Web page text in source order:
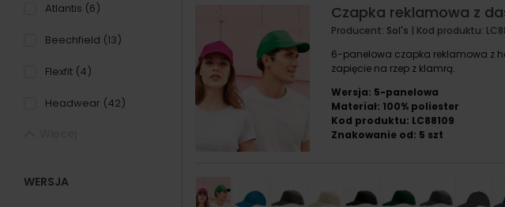
Atlantis (6)
Beechfield (13)
Flexfit (4)
Headwear (42)
WERSJA
Czapka reklamowa z
Producent: Sol's | Kod produktu:
6-panelowa czapka reklamowa z
zapięcie na rzep z klamrą.
Wersja: 5-panelowa
Materiał: 100% poliester
Kod produktu: LC88109
Znakowanie od: 5 szt